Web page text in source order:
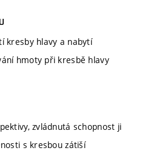
kresby hlavy a nabytí
hmoty při kresbě hlavy
zvládnutá schopnost ji
s kresbou zátiší